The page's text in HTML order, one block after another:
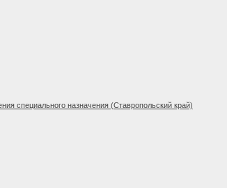
специального назначения (Ставропольский край)